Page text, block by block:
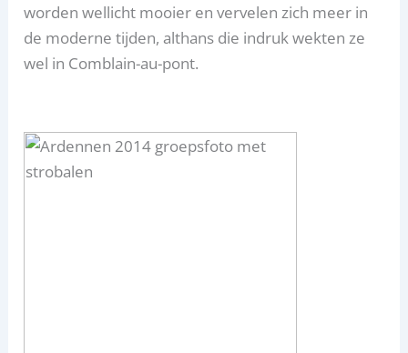
worden wellicht mooier en vervelen zich meer in
de moderne tijden, althans die indruk wekten ze
wel in Comblain-au-pont.